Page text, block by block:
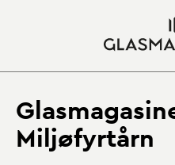
Miljøfyrtårn